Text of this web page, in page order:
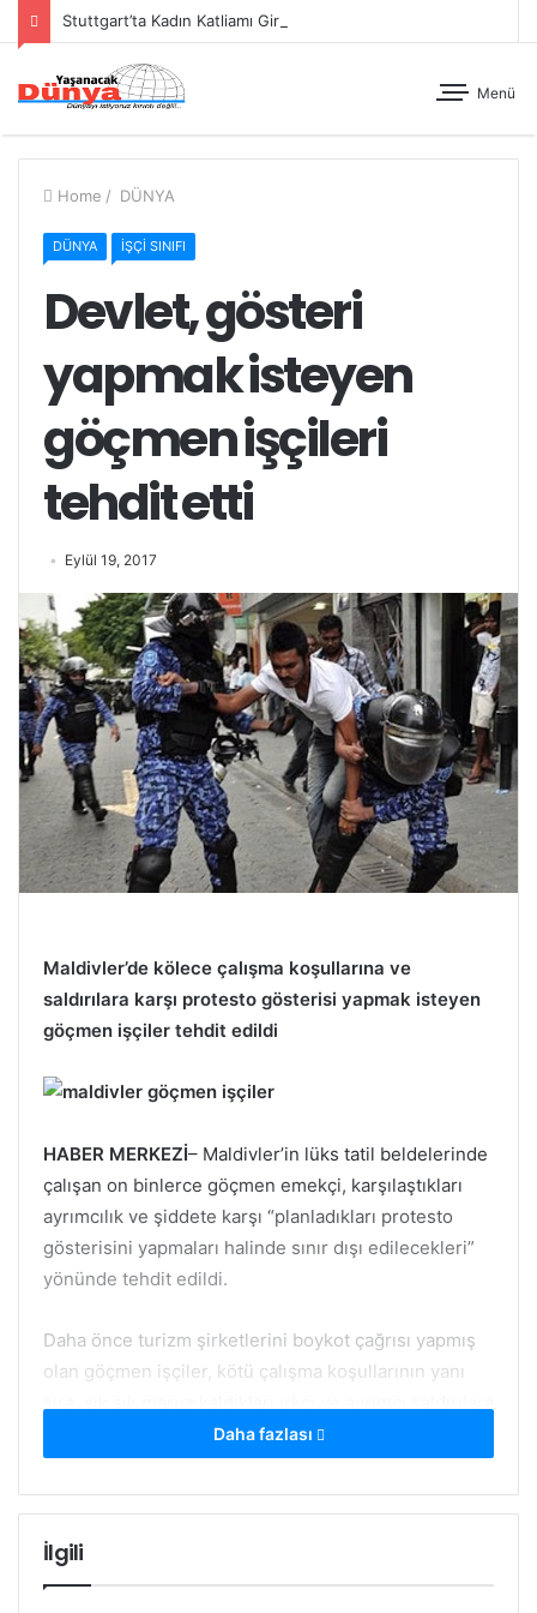
Menü
Home / DÜNYA
DÜNYA İŞÇİ SINIFI
Devlet, gösteri
yapmak isteyen
göçmen işçileri
tehdit etti
Eylül 19, 2017
Maldivler’de kölece çalışma koşullarına ve
saldırılara karşı protesto gösterisi yapmak isteyen
göçmen işçiler tehdit edildi
HABER MERKEZİ– Maldivler’in lüks tatil beldelerinde
çalışan on binlerce göçmen emekçi, karşılaştıkları
ayrımcılık ve şiddete karşı “planladıkları protesto
gösterisini yapmaları halinde sınır dışı edilecekleri”
yönünde tehdit edildi.
Daha önce turizm şirketlerini boykot çağrısı yapmış
olan göçmen işçiler, kötü çalışma koşullarının yanı
karşı protesto gösterisi yapmaya hazırlanıyorlar.
Göç ve göç kontrolü yapan devlet kurumu “göçmen
çalışma izninin şartlarını ihlal edeceğini ve
katılımcıların vizelerinin daha fazla uyarı
Daha fazlası
İlgili